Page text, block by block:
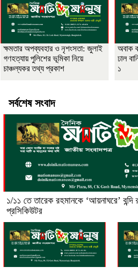
ক্ষমতার অপব্যবহার ও নৃশংসতা: জুলাই
গণহত্যায় পুলিশের ভূমিকা নিয়ে
চাঞ্চল্যকর তথ্য প্রকাশ
অবাক
ঢাল
১
সর্বশেষ সংবাদ
১/১১ তে তারেক রহমানকে ‘আয়নাঘরে’ বন্দি
প্রসিকিউটর